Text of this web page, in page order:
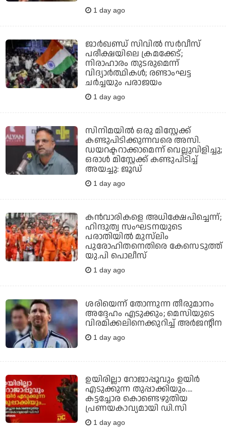
1 day ago
ജാര്‍ഖണ്ഡ് സിവില്‍ സര്‍വീസ്
പരീക്ഷയിലെ ക്രമക്കേട്;
നിരാഹാരം തുടരുമെന്ന്
വിദ്യാര്‍ത്ഥികള്‍; രണ്ടാംഘട്ട
ചര്‍ച്ചയും പരാജയം
1 day ago
സിനിമയില്‍ ഒരു മിസ്റ്റേക്ക്
കണ്ടുപിടിക്കുന്നവരെ അസി.
ഡയറക്ടറാക്കാമെന്ന് വെല്ലുവിളിച്ചു;
ഒരാള്‍ മിസ്റ്റേക്ക് കണ്ടുപിടിച്ച്
അയച്ചു: ജൂഡ്
1 day ago
കന്‍വാരികളെ അധിക്ഷേപിച്ചെന്ന്;
ഹിന്ദുത്വ സംഘടനയുടെ
പരാതിയില്‍ മുസ്‌ലിം
പുരോഹിതനെതിരെ കേസെടുത്ത്
യു.പി പൊലീസ്
1 day ago
ശരിയെന്ന് തോന്നുന്ന തീരുമാനം
അദ്ദേഹം എടുക്കും; മെസിയുടെ
വിരമിക്കലിനെക്കുറിച്ച് അര്‍ജന്റീന
1 day ago
ഉയിരില്ലാ റോജാപ്പൂവും ഉയിര്‍
എടുക്കുന്ന തുപ്പാക്കിയും....
കട്ടച്ചോര കൊണ്ടെഴുതിയ
പ്രണയകാവ്യമായി ഡി.സി
1 day ago